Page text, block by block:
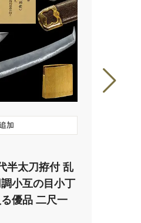
半太刀拵付 乱
小互の目小丁
優品 二尺一